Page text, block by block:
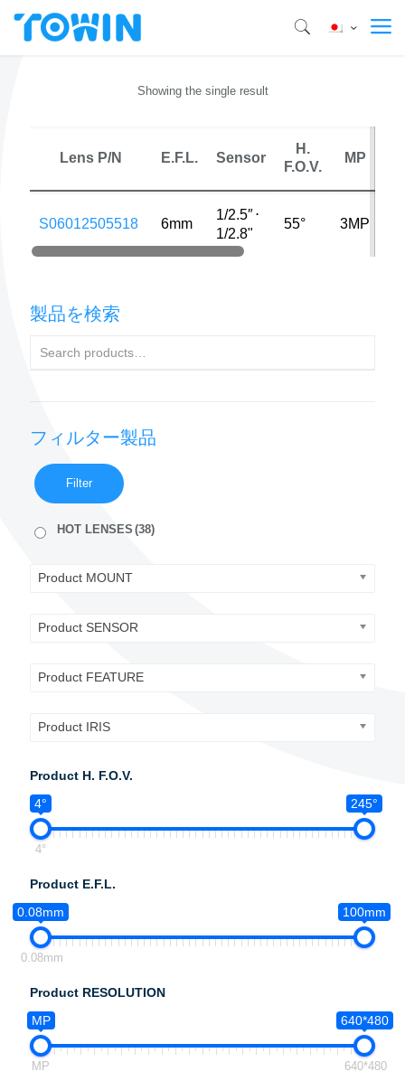
Showing the single result
Lens P/N E.F.L. Sensor
H.
F.O.V.
MP
S06012505518 6mm
1/2.5″⋅
1/2.8"
55° 3MP
製品を検索
フィルター製品
Filter
HOT LENSES (38)
Product MOUNT
Product SENSOR
Product FEATURE
Product IRIS
Product H. F.O.V.
4°
245°
4°
Product E.F.L.
0.08mm
100mm
0.08mm
Product RESOLUTION
MP
640*480
MP 640*480